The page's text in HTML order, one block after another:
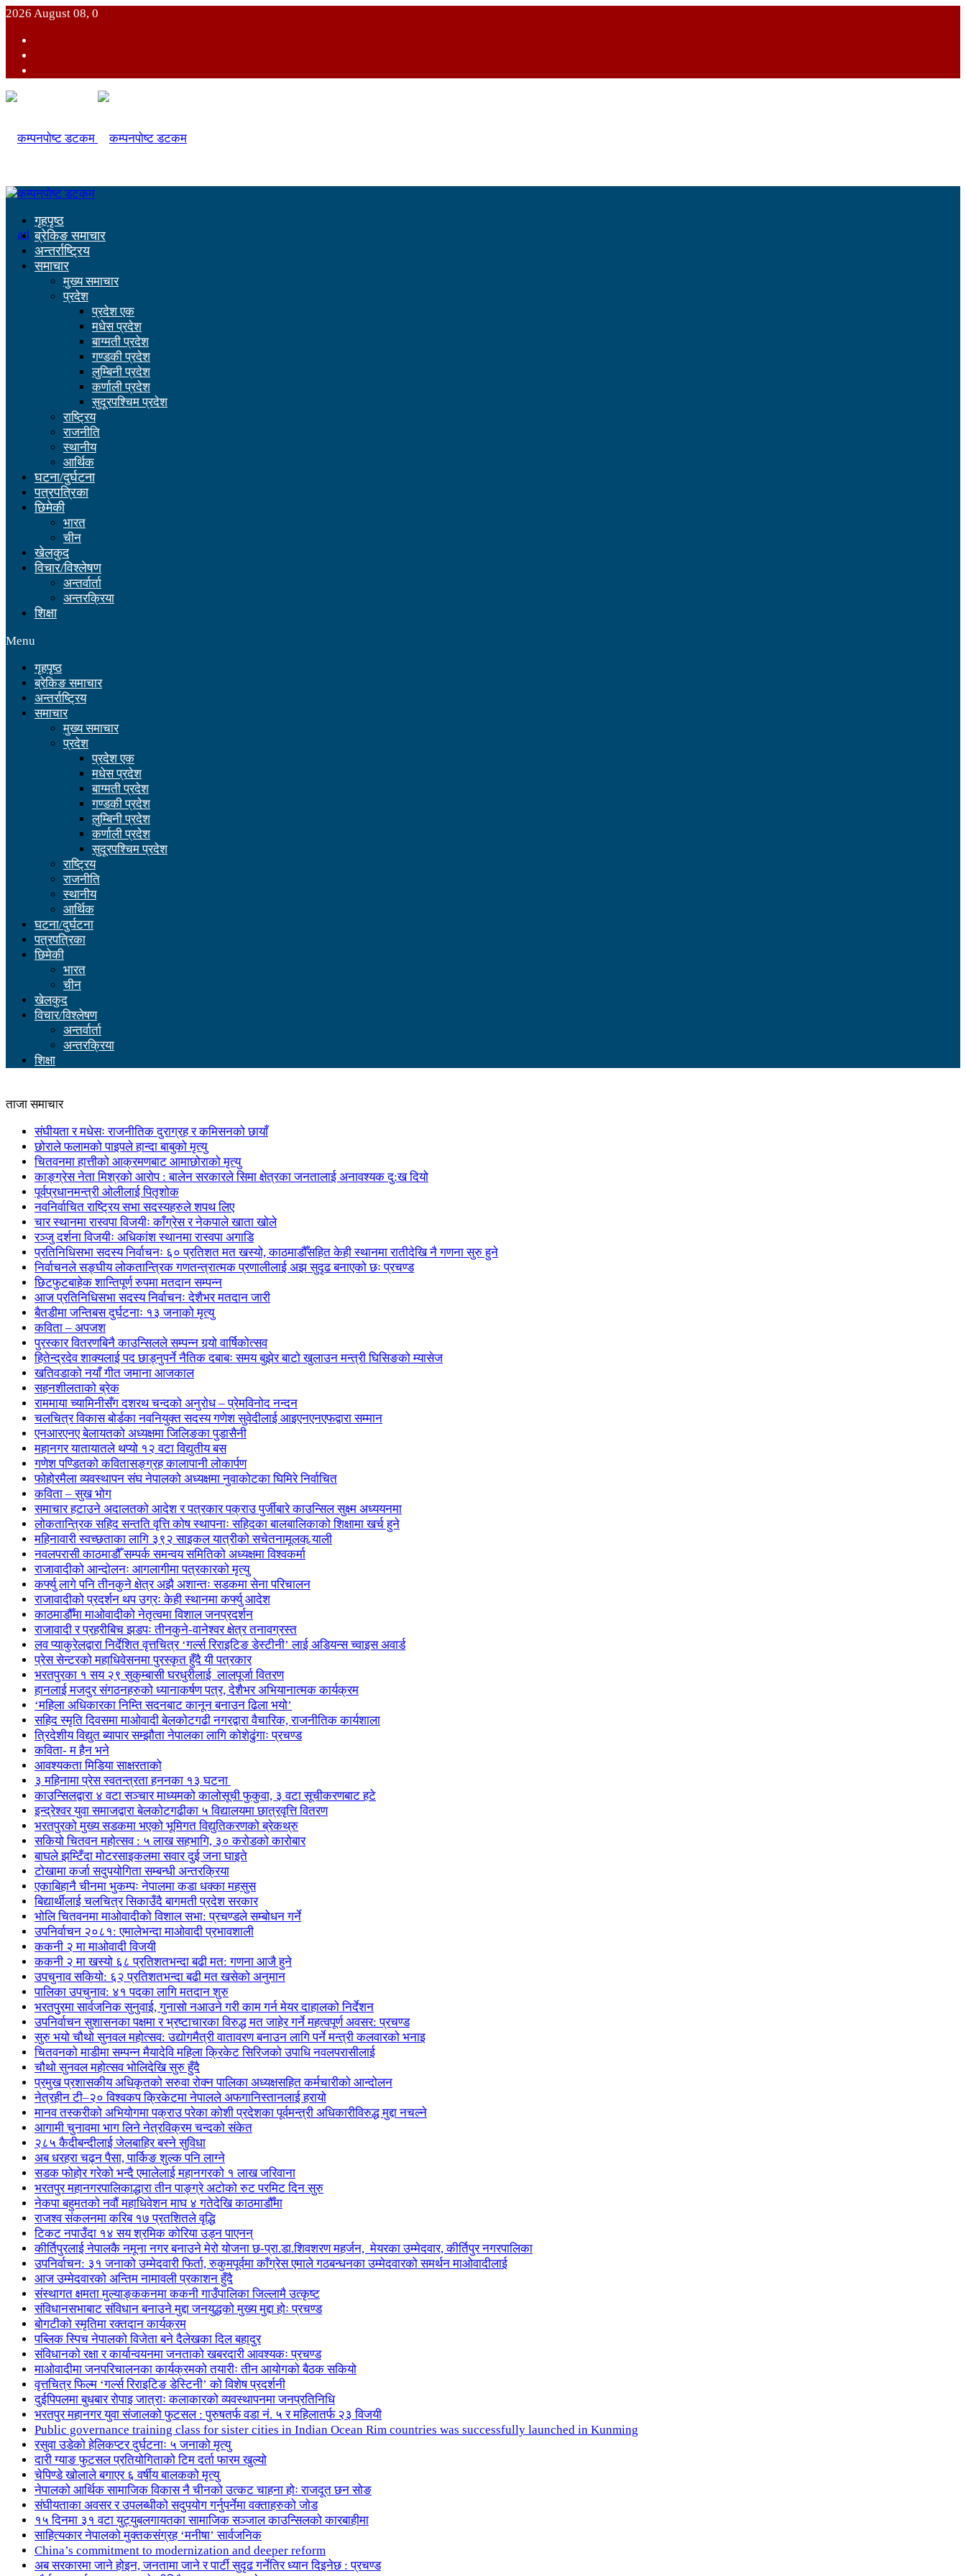
2026 August 08, 0
गृहपृष्ठ
ब्रेकिङ समाचार
अन्तर्राष्ट्रिय
समाचार
मुख्य समाचार
प्रदेश
प्रदेश एक
मधेस प्रदेश
बाग्मती प्रदेश
गण्डकी प्रदेश
लुम्बिनी प्रदेश
कर्णाली प्रदेश
सुदूरपश्चिम प्रदेश
राष्ट्रिय
राजनीति
स्थानीय
आर्थिक
घटना/दुर्घटना
पत्रपत्रिका
छिमेकी
भारत
चीन
खेलकुद
विचार/विश्लेषण
अन्तर्वार्ता
अन्तरक्रिया
शिक्षा
Menu
गृहपृष्ठ
ब्रेकिङ समाचार
अन्तर्राष्ट्रिय
समाचार
मुख्य समाचार
प्रदेश
प्रदेश एक
मधेस प्रदेश
बाग्मती प्रदेश
गण्डकी प्रदेश
लुम्बिनी प्रदेश
कर्णाली प्रदेश
सुदूरपश्चिम प्रदेश
राष्ट्रिय
राजनीति
स्थानीय
आर्थिक
घटना/दुर्घटना
पत्रपत्रिका
छिमेकी
भारत
चीन
खेलकुद
विचार/विश्लेषण
अन्तर्वार्ता
अन्तरक्रिया
शिक्षा
ताजा समाचार
संघीयता र मधेसः राजनीतिक दुराग्रह र कमिसनको छायाँ
छोराले फलामको पाइपले हान्दा बाबुको मृत्यु
चितवनमा हात्तीको आक्रमणबाट आमाछोराको मृत्यु
काङ्ग्रेस नेता मिश्रको आरोप : बालेन सरकारले सिमा क्षेत्रका जनतालाई अनावश्यक दु:ख दियो
पूर्वप्रधानमन्त्री ओलीलाई पितृशोक
नवनिर्वाचित राष्ट्रिय सभा सदस्यहरुले शपथ लिए
चार स्थानमा रास्वपा विजयीः काँग्रेस र नेकपाले खाता खोले
रञ्जु दर्शना विजयीः अधिकांश स्थानमा रास्वपा अगाडि
प्रतिनिधिसभा सदस्य निर्वाचनः ६० प्रतिशत मत खस्यो, काठमाडौँसहित केही स्थानमा रातीदेखि नै गणना सुरु हुने
निर्वाचनले सङ्घीय लोकतान्त्रिक गणतन्त्रात्मक प्रणालीलाई अझ सुदृढ बनाएको छः प्रचण्ड
छिटफुटबाहेक शान्तिपूर्ण रुपमा मतदान सम्पन्न
आज प्रतिनिधिसभा सदस्य निर्वाचनः देशैभर मतदान जारी
बैतडीमा जन्तिबस दुर्घटनाः १३ जनाको मृत्यु
कविता – अपजश
पुरस्कार वितरणबिनै काउन्सिलले सम्पन्न गर्‍यो वार्षिकोत्सव
हितेन्द्रदेव शाक्यलाई पद छाड्नुपर्ने नैतिक दबाबः समय बुझेर बाटो खुलाउन मन्त्री घिसिङको म्यासेज
खतिवडाको नयाँ गीत जमाना आजकाल
सहनशीलताको ब्रेक
राममाया च्यामिनीसँग दशरथ चन्दको अनुरोध – प्रेमविनोद नन्दन
चलचित्र विकास बोर्डका नवनियुक्त सदस्य गणेश सुवेदीलाई आइएनएनएफद्वारा सम्मान
एनआरएनए बेलायतको अध्यक्षमा जिलिङका पुडासैनी
महानगर यातायातले थप्यो १२ वटा विद्युतीय बस
गणेश पण्डितको कवितासङ्ग्रह कालापानी लोकार्पण
फोहोरमैला व्यवस्थापन संघ नेपालको अध्यक्षमा नुवाकोटका घिमिरे निर्वाचित
कविता – सुख भोग
समाचार हटाउने अदालतको आदेश र पत्रकार पक्राउ पुर्जीबारे काउन्सिल सुक्ष्म अध्ययनमा
लोकतान्त्रिक सहिद सन्तति वृत्ति कोष स्थापनाः सहिदका बालबालिकाको शिक्षामा खर्च हुने
महिनावारी स्वच्छताका लागि ३९२ साइकल यात्रीको सचेतनामूलक र्‍याली
नवलपरासी काठमाडौँ सम्पर्क समन्वय समितिको अध्यक्षमा विश्वकर्मा
राजावादीको आन्दोलनः आगलागीमा पत्रकारको मृत्यु
कर्फ्यु लागे पनि तीनकुने क्षेत्र अझै अशान्तः सडकमा सेना परिचालन
राजावादीको प्रदर्शन थप उग्रः केही स्थानमा कर्फ्यु आदेश
काठमाडौँमा माओवादीको नेतृत्वमा विशाल जनप्रदर्शन
राजावादी र प्रहरीबिच झडपः तीनकुने-वानेश्वर क्षेत्र तनावग्रस्त
लव प्याकुरेलद्वारा निर्देशित वृत्तचित्र ‘गर्ल्स रिराइटिङ डेस्टीनी’ लाई अडियन्स च्वाइस अवार्ड
प्रेस सेन्टरको महाधिवेसनमा पुरस्कृत हुँदै यी पत्रकार
भरतपुरका १ सय २९ सुकुम्बासी घरधुरीलाई लालपूर्जा वितरण
हानलाई मजदुर संगठनहरुको ध्यानाकर्षण पत्र, देशैभर अभियानात्मक कार्यक्रम
‘महिला अधिकारका निम्ति सदनबाट कानून बनाउन ढिला भयो’
सहिद स्मृति दिवसमा माओवादी बेलकोटगढी नगरद्वारा वैचारिक, राजनीतिक कार्यशाला
त्रिदेशीय विद्युत ब्यापार सम्झौता नेपालका लागि कोशेढुंगाः प्रचण्ड
कविता- म हैन भने
आवश्यकता मिडिया साक्षरताको
३ महिनामा प्रेस स्वतन्त्रता हननका १३ घटना
काउन्सिलद्वारा ४ वटा सञ्चार माध्यमको कालोसूची फुकुवा, ३ वटा सूचीकरणबाट हटे
इन्द्रेश्वर युवा समाजद्वारा बेलकोटगढीका ५ विद्यालयमा छात्रवृत्ति वितरण
भरतपुरको मुख्य सडकमा भएको भूमिगत विद्युतिकरणको ब्रेकथ्रु
सकियो चितवन महोत्सव : ५ लाख सहभागि, ३० करोडको कारोबार
बाघले झम्टिँदा मोटरसाइकलमा सवार दुई जना घाइते
टोखामा कर्जा सदुपयोगिता सम्बन्धी अन्तरक्रिया
एकाबिहानै चीनमा भुकम्पः नेपालमा कडा धक्का महसुस
बिद्यार्थीलाई चलचित्र सिकाउँदै बागमती प्रदेश सरकार
भोलि चितवनमा माओवादीको विशाल सभा: प्रचण्डले सम्बोधन गर्ने
उपनिर्वाचन २०८१: एमालेभन्दा माओवादी प्रभावशाली
ककनी २ मा माओवादी विजयी
ककनी २ मा खस्यो ६८ प्रतिशतभन्दा बढी मत: गणना आजै हुने
उपचुनाव सकियो: ६२ प्रतिशतभन्दा बढी मत खसेको अनुमान
पालिका उपचुनाव: ४१ पदका लागि मतदान शुरु
भरतपुुरमा सार्वजनिक सुनुवाई, गुनासो नआउने गरी काम गर्न मेयर दाहालको निर्देशन
उपनिर्वाचन सुशासनका पक्षमा र भ्रष्टाचारका विरुद्ध मत जाहेर गर्ने महत्वपूर्ण अवसर: प्रचण्ड
सुरु भयो चौथो सुनवल महोत्सव: उद्योगमैत्री वातावरण बनाउन लागि पर्ने मन्त्री कलवारको भनाइ
चितवनको माडीमा सम्पन्न मैयादेवि महिला क्रिकेट सिरिजको उपाधि नवलपरासीलाई
चौथो सुनवल महोत्सव भोलिदेखि सुरु हुँदै
प्रमुख प्रशासकीय अधिकृतको सरुवा रोक्न पालिका अध्यक्षसहित कर्मचारीको आन्दोलन
नेत्रहीन टी–२० विश्वकप क्रिकेटमा नेपालले अफगानिस्तानलाई हरायो
मानव तस्करीको अभियोगमा पक्राउ परेका कोशी प्रदेशका पूर्वमन्त्री अधिकारीविरुद्ध मुद्दा नचल्ने
आगामी चुनावमा भाग लिने नेत्रविक्रम चन्दको संकेत
२८५ कैदीबन्दीलाई जेलबाहिर बस्ने सुविधा
अब धरहरा चढ्न पैसा, पार्किङ शुल्क पनि लाग्ने
सडक फोहोर गरेको भन्दै एमालेलाई महानगरको १ लाख जरिवाना
भरतपुर महानगरपालिकाद्धारा तीन पाङ्ग्रे अटोको रुट परमिट दिन सुरु
नेकपा बहुमतको नवौं महाधिवेशन माघ ४ गतेदेखि काठमाडौँमा
राजश्व संकलनमा करिब १७ प्रतशितले वृद्धि
टिकट नपाउँदा १४ सय श्रमिक कोरिया उड्न पाएनन्
कीर्तिपुरलाई नेपालकै नमूना नगर बनाउने मेरो योजना छ-प्रा.डा.शिवशरण महर्जन, मेयरका उम्मेदवार, कीर्तिपुर नगरपालिका
उपनिर्वाचन: ३१ जनाको उम्मेदवारी फिर्ता, रुकुमपूर्वमा काँग्रेस एमाले गठबन्धनका उम्मेदवारको समर्थन माओवादीलाई
आज उम्मेदवारको अन्तिम नामावली प्रकाशन हुँदै
संस्थागत क्षमता मुल्याङ्ककनमा ककनी गाउँपालिका जिल्लामै उत्कृष्ट
संविधानसभाबाट संविधान बनाउने मुद्दा जनयुद्धको मुख्य मुद्दा होः प्रचण्ड
बोगटीको स्मृतिमा रक्तदान कार्यक्रम
पब्लिक स्पिच नेपालको विजेता बने दैलेखका दिल बहादुर
संविधानको रक्षा र कार्यान्वयनमा जनताको खबरदारी आवश्यकः प्रचण्ड
माओवादीमा जनपरिचालनका कार्यक्रमको तयारीः तीन आयोगको बैठक सकियो
वृत्तचित्र फिल्म ‘गर्ल्स रिराइटिङ डेस्टिनी’ को विशेष प्रदर्शनी
दुईपिपलमा बुधबार रोपाइ जात्राः कलाकारको व्यवस्थापनमा जनप्रतिनिधि
भरतपुर महानगर युवा संजालको फुटसल : पुरुषतर्फ वडा नं. ५ र महिलातर्फ २३ विजयी
Public governance training class for sister cities in Indian Ocean Rim countries was successfully launched in Kunming
रसुवा उडेको हेलिकप्टर दुर्घटनाः ५ जनाको मृत्यु
दारी ग्याङ फुटसल प्रतियोगिताको टिम दर्ता फारम खुल्यो
चेपिण्डे खोलाले बगाएर ६ वर्षीय बालकको मृत्यु
नेपालको आर्थिक सामाजिक विकास नै चीनको उत्कट चाहना होः राजदूत छन सोङ
संघीयताका अवसर र उपलब्धीको सदुपयोग गर्नुपर्नेमा वक्ताहरुको जोड
१५ दिनमा ३१ वटा युट्युबलगायतका सामाजिक सञ्जाल काउन्सिलको कारबाहीमा
साहित्यकार नेपालको मुक्तकसंग्रह ‘मनीषा’ सार्वजनिक
China’s commitment to modernization and deeper reform
अब सरकारमा जाने होइन, जनतामा जाने र पार्टी सुदृढ गर्नेतिर ध्यान दिइनेछ : प्रचण्ड